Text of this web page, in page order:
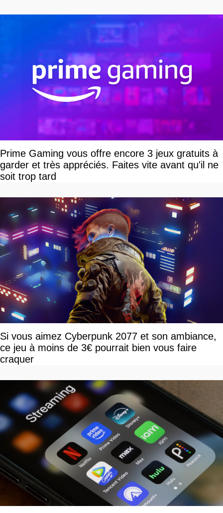
Prime Gaming vous offre encore 3 jeux gratuits à
garder et très appréciés. Faites vite avant qu'il ne
soit trop tard
Si vous aimez Cyberpunk 2077 et son ambiance,
ce jeu à moins de 3€ pourrait bien vous faire
craquer